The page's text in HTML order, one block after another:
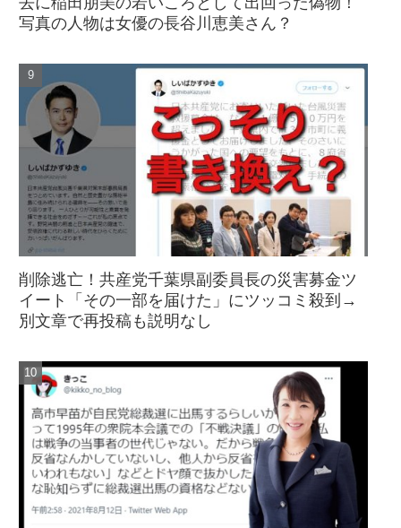
写真の人物は女優の長谷川恵美さん？
削除逃亡！共産党千葉県副委員長の災害募金ツ
イート「その一部を届けた」にツッコミ殺到→
別文章で再投稿も説明なし